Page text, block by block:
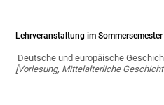
Lehrveranstaltung im
Deutsche und europäische
[Vorlesung, Mittelalterliche